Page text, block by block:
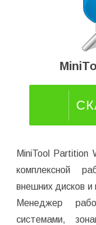
MiniTool Partition
комплексной
внешних дисков и
Менеджер
системами,